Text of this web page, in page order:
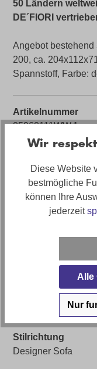
50 Ländern
DE´FIORI
Angebot bestehend
200, ca.
Spannstoff, Farbe:
Artikelnummer
05960111WW.1
Farbe
Blau
Bezug
Stoff
Breite: ca. 204cm,
Stilrichtung
Designer Sofa
Wir
Diese Website
bestmögliche
können Ihre
jederzeit
Alle
Nur